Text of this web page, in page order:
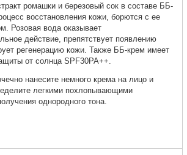
ромашки и березовый сок в составе ББ-
восстановления кожи, борются с ее
Розовая вода оказывает
действие, препятствует появлению
регенерацию кожи. Также ББ-крем имеет
от солнца SPF30PA++.
нанесите немного крема на лицо и
легкими похлопывающими
однородного тона.